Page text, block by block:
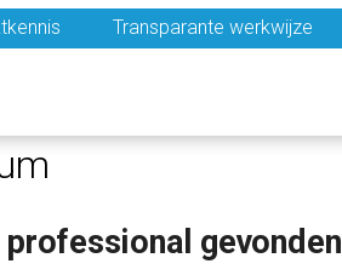
Transparante werkwijze
professional gevonden